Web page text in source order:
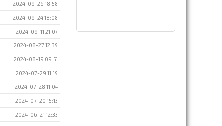
2024-09-26 18:58
2024-09-24 18:08
2024-09-11 21:07
2024-08-27 12:39
2024-08-19 09:51
2024-07-29 11:19
2024-07-28 11:04
2024-07-20 15:13
2024-06-21 12:33